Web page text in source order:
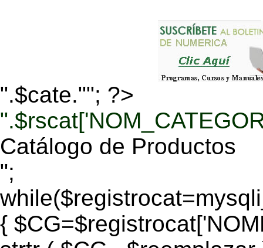
".$cate.""; ?>
Catálogo de Productos
";
{